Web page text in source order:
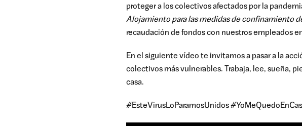
proteger a los colectivos afectados por la
Alojamiento para las medidas de confinamiento
recaudación de fondos con nuestros empleados
En el siguiente vídeo te invitamos a pasar a la
colectivos más vulnerables. Trabaja, lee, sueña,
casa.
#EsteVirusLoParamosUnidos